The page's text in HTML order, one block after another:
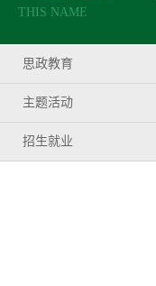
THIS NAME
思政教育
主题活动
招生就业